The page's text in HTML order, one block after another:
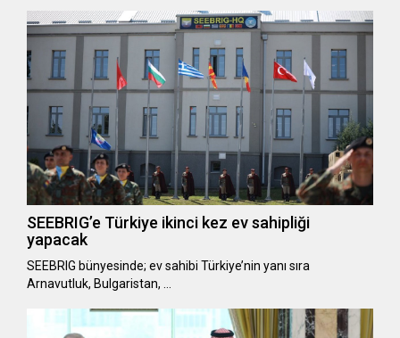
SEEBRIG’e Türkiye ikinci kez ev sahipliği
yapacak
SEEBRIG bünyesinde; ev sahibi Türkiye’nin yanı sıra
Arnavutluk, Bulgaristan, …